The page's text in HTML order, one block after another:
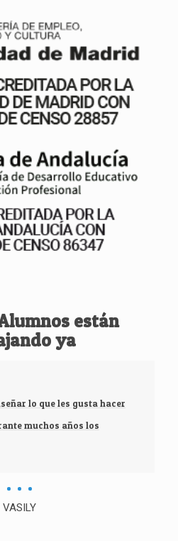
están
ya
lo que les gusta hacer
muchos años los
VASILY